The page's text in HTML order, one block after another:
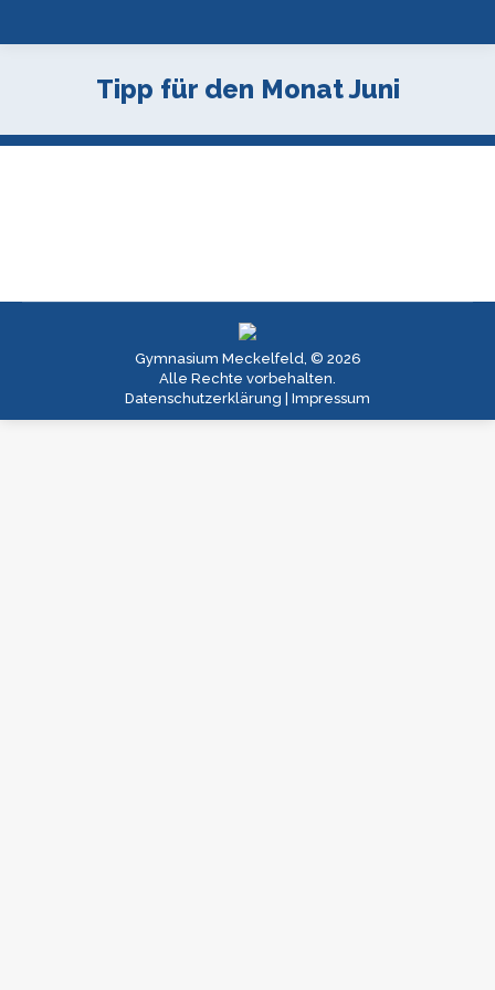
Tipp für den Monat Juni
Gymnasium Meckelfeld, © 2026
Alle Rechte vorbehalten.
Datenschutzerklärung
Impressum